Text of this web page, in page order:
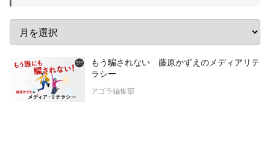
もう騙されない 藤原かずえのメディアリテ
ラシー
アゴラ編集部